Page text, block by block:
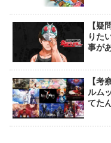
【疑
りた
事が
【考
ルム
てた